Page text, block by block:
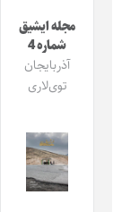
مجله ایشیق
شماره 4
آذربایجان
توی‌لاری